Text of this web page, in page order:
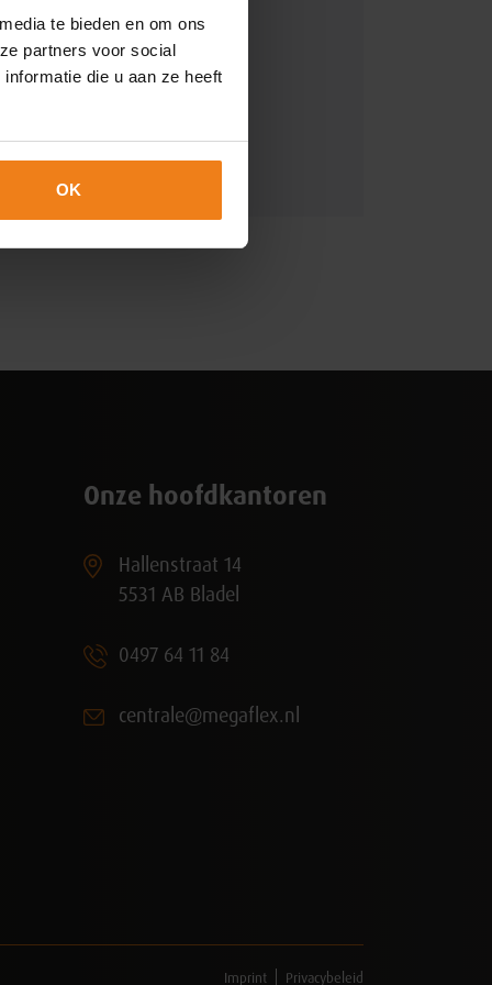
te bieden en om ons
partners voor social
die u aan ze heeft
OK
5531 AB Bladel
Onze hoofdkantoren
Hallenstraat 14
5531 AB Bladel
0497 64 11 84
centrale@megaflex.nl
Imprint Privacybeleid